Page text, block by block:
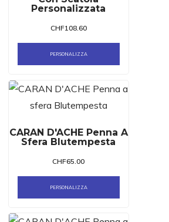
Personalizzata
CHF108.60
PERSONALIZZA
CARAN D'ACHE Penna A
Sfera Blutempesta
CHF65.00
PERSONALIZZA